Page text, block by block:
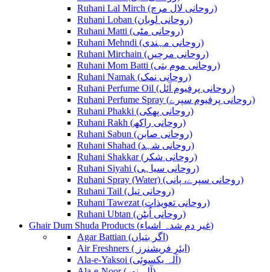
Ruhani Lal Mirch (روحانی لال مرچ)
Ruhani Loban (روحانی لوبان)
Ruhani Matti (روحانی مٹی)
Ruhani Mehndi (روحانی مہندی)
Ruhani Mirchain (روحانی مرچیں)
Ruhani Mom Batti (روحانی موم بتی)
Ruhani Namak (روحانی نمک)
Ruhani Perfume Oil (روحانی پرفیوم آئل)
Ruhani Perfume Spray (روحانی پرفیوم سپرے)
Ruhani Phakki (روحانی پھکی)
Ruhani Rakh (روحانی راکھ)
Ruhani Sabun (روحانی صابن)
Ruhani Shahad (روحانی شہد)
Ruhani Shakkar (روحانی شکر)
Ruhani Siyahi (روحانی سیاہی)
Ruhani Spray (Water) (روحانی سپرے، پانی)
Ruhani Tail (روحانی تیل)
Ruhani Tawezat (روحانی تعویذات)
Ruhani Ubtan (روحانی اُبٹن)
Ghair Dum Shuda Products (غیر دم شدہ اشیاء)
Agar Battian (اگر بتیاں)
Air Freshners ( ایئر فریشنرز)
Ala-e-Yaksoi (آلہ یکسوئی)